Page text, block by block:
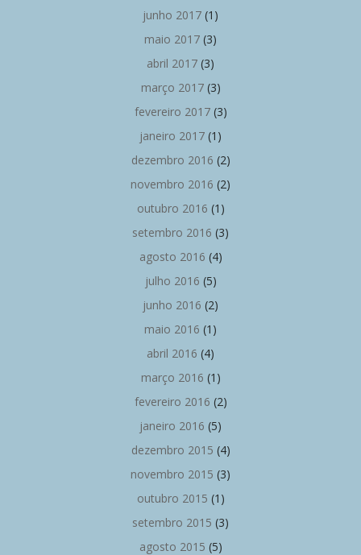
junho 2017 (1)
maio 2017 (3)
abril 2017 (3)
março 2017(3)
fevereiro 2017(3)
janeiro 2017 (1)
dezembro 2016 (2)
novembro 2016 (2)
outubro 2016 (1)
setembro 2016 (3)
agosto 2016 (4)
julho 2016 (5)
junho 2016 (2)
maio 2016 (1)
abril 2016 (4)
março 2016 (1)
fevereiro 2016 (2)
janeiro 2016 (5)
dezembro 2015 (4)
novembro 2015 (3)
outubro 2015 (1)
setembro 2015 (3)
agosto 2015 (5)